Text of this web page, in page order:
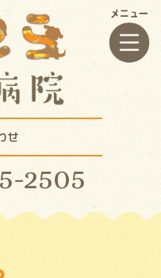
せ
2505